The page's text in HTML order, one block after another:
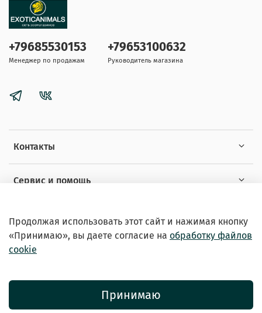
Контакты
Сервис и помощь
+79685530153
Менеджер по продажам
+79653100632
Руководитель магазина
© 2026 Зоомагазин «EXOTICANIMALS»
Продолжая использовать этот сайт и нажимая кнопку
«Принимаю», вы даете согласие на обработку файлов
cookie
Принимаю